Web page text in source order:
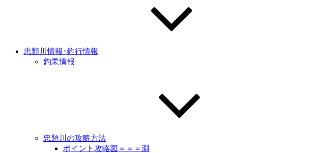
忠類川情報･釣行情報
釣果情報
忠類川の攻略方法
ポイント攻略図＝＝＝淵